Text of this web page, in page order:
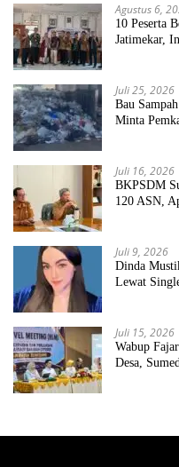
Agustus 6,
10 Peserta
Jatimekar,
Juli 25, 2026
Bau
Minta
Juli 16, 2026
BKPSDM
120 ASN,
Juli 9, 2026
Dinda
Lewat
Juli 15, 2026
Wabup
Desa,